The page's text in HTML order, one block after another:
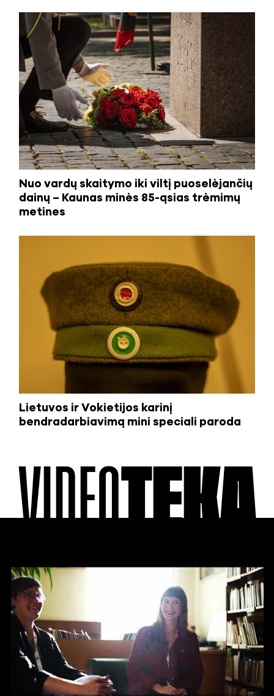
Nuo vardų skaitymo iki viltį puoselėjančių
dainų – Kaunas minės 85-ąsias trėmimų
metines
Lietuvos ir Vokietijos karinį
bendradarbiavimą mini speciali paroda
VIDEOTEKA